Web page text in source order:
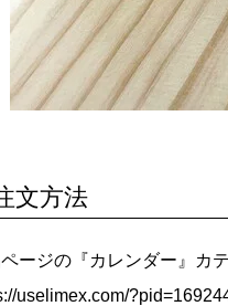
文方法
ージの『カレンダー』カ
uselimex.com/